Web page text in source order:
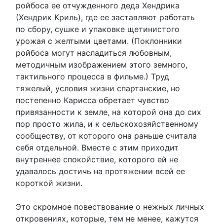
ройбоса ее отчужденного деда Хендрика
(Хендрик Криль), где ее заставляют работать
по сбору, сушке и упаковке щетинистого
урожая с желтыми цветами. (Поклонники
ройбоса могут насладиться любовным,
методичным изображением этого земного,
тактильного процесса в фильме.) Труд
тяжелый, условия жизни спартанские, но
постепенно Карисса обретает чувство
привязанности к земле, на которой она до сих
пор просто жила, и к сельскохозяйственному
сообществу, от которого она раньше считала
себя отдельной. Вместе с этим приходит
внутреннее спокойствие, которого ей не
удавалось достичь на протяжении всей ее
короткой жизни.
Это скромное повествование о нежных личных
откровениях, которые, тем не менее, кажутся